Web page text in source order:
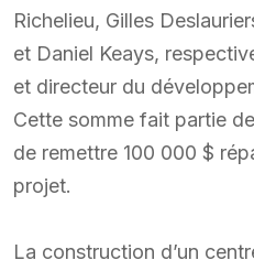
Richelieu, Gilles
et Daniel Keays,
et directeur du
Cette somme fait partie
de remettre 100 000 $
projet.
La construction d’un